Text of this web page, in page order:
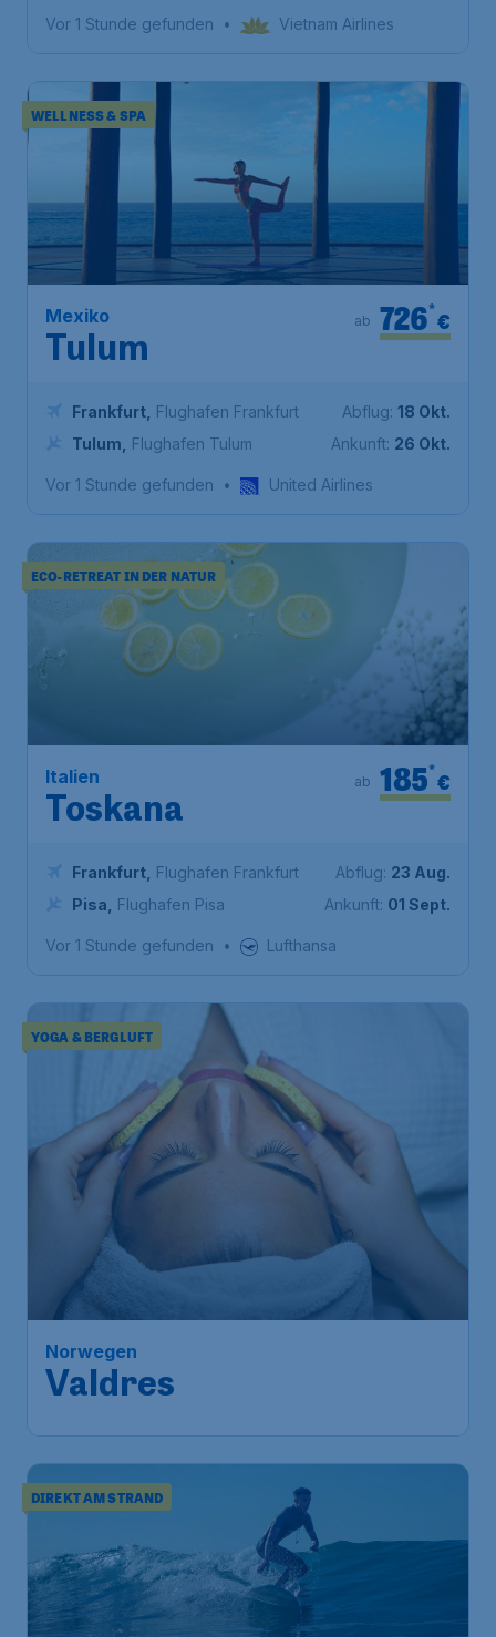
Vor 1 Stunde gefunden • Vietnam Airlines
WELLNESS & SPA
Mexiko
Tulum
€
726*
ab
Frankfurt Flughafen Frankfurt
Tulum
Flughafen Tulum
Abflug: 18 Okt.
Ankunft: 26 Okt.
Vor 1 Stunde gefunden • United Airlines
ECO-RETREAT IN DER NATUR
Italien
Toskana
€
185*
ab
Frankfurt Flughafen Frankfurt
Pisa
Flughafen Pisa
Abflug: 23 Aug.
Ankunft: 01 Sept.
Vor 1 Stunde gefunden • Lufthansa
YOGA & BERGLUFT
Norwegen
Valdres
DIREKT AM STRAND